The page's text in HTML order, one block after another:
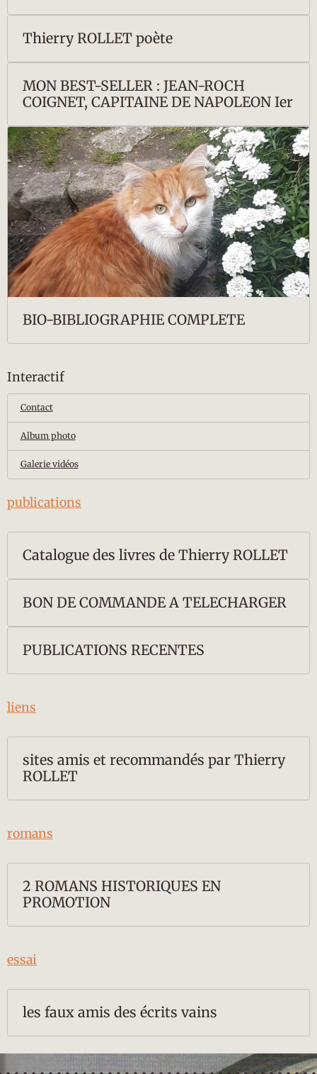
Thierry ROLLET poète
MON BEST-SELLER : JEAN-ROCH
COIGNET, CAPITAINE DE NAPOLEON Ier
BIO-BIBLIOGRAPHIE COMPLETE
Interactif
Contact
Album photo
Galerie vidéos
publications
Catalogue des livres de Thierry ROLLET
BON DE COMMANDE A TELECHARGER
PUBLICATIONS RECENTES
liens
sites amis et recommandés par Thierry
ROLLET
romans
2 ROMANS HISTORIQUES EN
PROMOTION
essai
les faux amis des écrits vains